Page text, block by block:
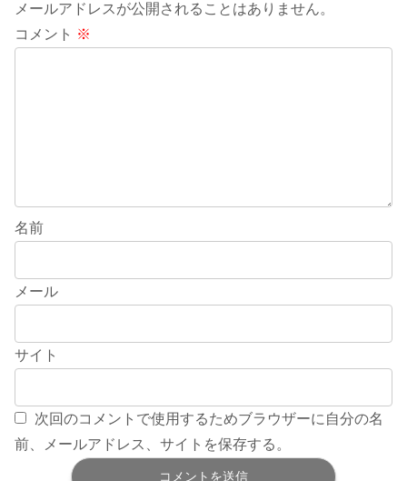
メールアドレスが公開されることはありません。
コメント ※
名前
メール
サイト
次回のコメントで使用するためブラウザーに自分の名
前、メールアドレス、サイトを保存する。